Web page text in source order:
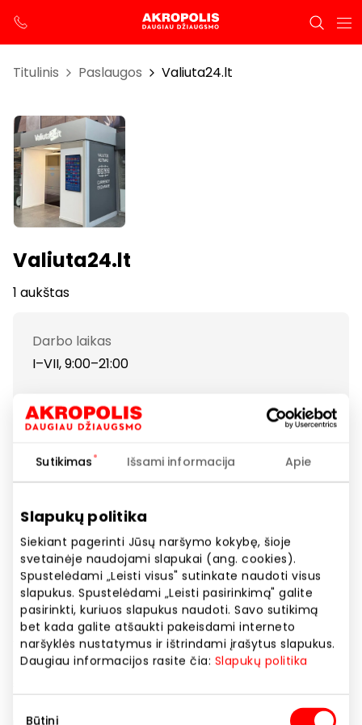
Sutikimas Išsami informacija Apie
Slapukų politika
Siekiant pagerinti Jūsų naršymo kokybę, šioje
svetainėje naudojami slapukai (ang. cookies).
Spustelėdami „Leisti visus" sutinkate naudoti visus
slapukus. Spustelėdami „Leisti pasirinkimą" galite
pasirinkti, kuriuos slapukus naudoti. Savo sutikimą
bet kada galite atšaukti pakeisdami interneto
naršyklės nustatymus ir ištrindami įrašytus slapukus.
Daugiau informacijos rasite čia: Slapukų politika
Būtini
Titulinis Paslaugos Valiuta24.lt
Valiuta24.lt
1 aukštas
Darbo laikas
I–VII, 9:00–21:00
Telefono numeris
+37064199966
El. paštas
info@valiuta24.lt
Svetainės adresas
https://valiuta24.lt/
Rodyti lokaciją žemėlapyje
Valiuta24.lt turi platų valiutos keityklų tinklą Lietuvoje
– skyriai veikia Vilniuje, Kaune ir Klaipėdoje. Keitykla
palankiais kursais, taip pat galima rezervuoti kursą